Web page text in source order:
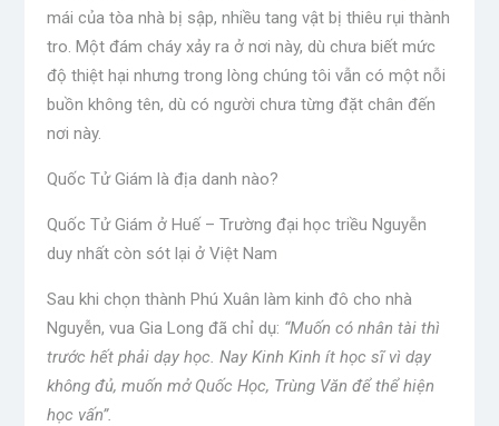
mái của tòa nhà bị sập, nhiều tang vật bị thiêu rụi thành
tro. Một đám cháy xảy ra ở nơi này, dù chưa biết mức
độ thiệt hại nhưng trong lòng chúng tôi vẫn có một nỗi
buồn không tên, dù có người chưa từng đặt chân đến
nơi này.
Quốc Tử Giám là địa danh nào?
Quốc Tử Giám ở Huế – Trường đại học triều Nguyễn
duy nhất còn sót lại ở Việt Nam
Sau khi chọn thành Phú Xuân làm kinh đô cho nhà
Nguyễn, vua Gia Long đã chỉ dụ: “Muốn có nhân tài thì
trước hết phải dạy học. Nay Kinh Kinh ít học sĩ vì dạy
không đủ, muốn mở Quốc Học, Trùng Văn để thể hiện
học vấn”.